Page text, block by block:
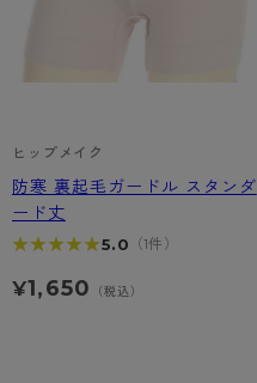
ヒップメイク
防寒 裏起毛ガードル スタンダ
ード丈
★★★★★
★★★★★5.0 （1件）
¥1,650 （税込）